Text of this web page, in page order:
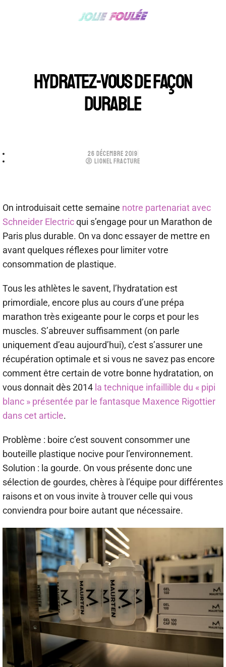
HYDRATEZ-VOUS DE FAÇON
DURABLE
26 DÉCEMBRE 2019
LIONEL FRACTURE
On introduisait cette semaine notre partenariat avec
Schneider Electricqui s’engage pour un Marathon de
Paris plus durable. On va donc essayer de mettre en
avant quelques réflexes pour limiter votre
consommation de plastique.
Tous les athlètes le savent, l’hydratation est
primordiale, encore plus au cours d’une prépa
marathon très exigeante pour le corps et pour les
muscles. S’abreuver suffisamment (on parle
uniquement d’eau aujourd’hui), c’est s’assurer une
récupération optimale et si vous ne savez pas encore
comment être certain de votre bonne hydratation, on
vous donnait dès 2014 la technique infaillible du « pipi
blanc » présentée par le fantasque Maxence Rigottier
dans cet article.
Problème : boire c’est souvent consommer une
bouteille plastique nocive pour l’environnement.
Solution : la gourde. On vous présente donc une
sélection de gourdes, chères à l’équipe pour différentes
raisons et on vous invite à trouver celle qui vous
conviendra pour boire autant que nécessaire.